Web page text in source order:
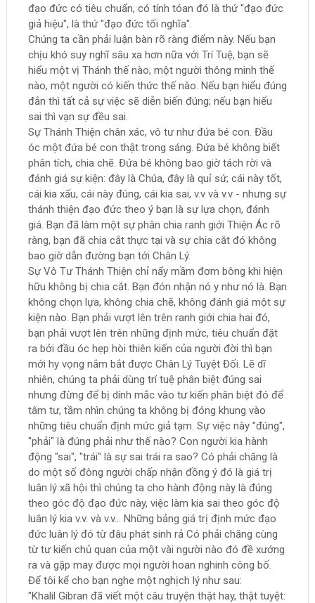
đạo đức có tiêu chuẩn, có tính tóan đó là thứ "đạo đức
giả hiệu", là thứ "đạo đức tối nghĩa".
Chúng ta cần phải luận bàn rõ ràng điểm này. Nếu bạn
chịu khó suy nghĩ sâu xa hơn nữa với Trí Tuệ, bạn sẽ
hiểu một vị Thánh thế nào, một người thông minh thế
nào, một người có kiến thức thế nào. Nếu bạn hiểu đúng
đắn thì tất cả sự việc sẽ diễn biến đúng; nếu bạn hiểu
sai thì vạn sự đều sai.
Sự Thánh Thiện chân xác, vô tư như đứa bé con. Đầu
óc một đứa bé con thật trong sáng. Đứa bé không biết
phân tích, chia chẽ. Đứa bé không bao giờ tách rời và
đánh giá sự kiện: đây là Chúa, đây là quỉ sứ; cái này tốt,
cái kia xấu, cái này đúng, cái kia sai, v.v và v.v - nhưng sự
thánh thiện đạo đức theo ý bạn là sự lựa chọn, đánh
giá. Bạn đã làm một sự phân chia ranh giới Thiện Ác rõ
ràng, bạn đã chia cắt thực tại và sự chia cắt đó không
bao giờ dẫn đường bạn tới Chân Lý.
Sự Vô Tư Thánh Thiện chỉ nẩy mầm đơm bông khi hiện
hữu không bị chia cắt. Bạn đón nhận nó y như nó là. Bạn
không chọn lựa, không chia chẽ, không đánh giá một sự
kiện nào. Bạn phải vượt lên trên ranh giới chia hai đó,
bạn phải vượt lên trên những định mức, tiêu chuẩn đặt
ra bởi đầu óc hẹp hòi thiên kiến của người đời thì bạn
mới hy vọng nắm bắt được Chân Lý Tuyệt Đối. Lẽ dĩ
nhiên, chúng ta phải dùng trí tuệ phân biệt đúng sai
nhưng đừng để bị dính mắc vào tư kiến phân biệt đó để
tâm tư, tầm nhìn chúng ta không bị đóng khung vào
những tiêu chuẩn định mức giả tạm. Sự việc này "đúng",
"phải" là đúng phải như thế nào? Con người kia hành
động "sai", "trái" là sự sai trái ra sao? Có phải chăng là
do một số đông người chấp nhận đồng ý đó là giá trị
luân lý xã hội thì chúng ta cho hành động này là đúng
theo góc độ đạo đức này, việc làm kia sai theo góc độ
luân lý kia v.v. và v.v... Những bảng giá trị định mức đạo
đức luân lý đó từ đâu phát sinh rả Có phải chăng cùng
từ tư kiến chủ quan của một vài người nào đó đề xướng
ra và gặp may được mọi người hoan nghinh công bố.
Để tôi kể cho bạn nghe một nghịch lý như sau:
"Khalil Gibran đã viết một câu truyện thật hay, thật tuyệt: